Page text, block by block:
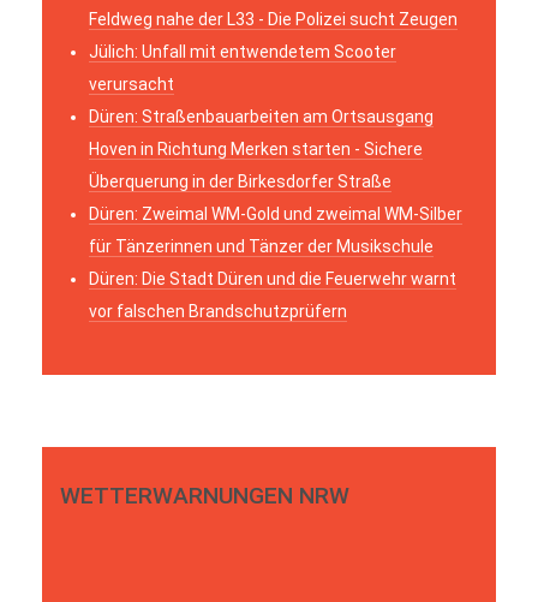
Feldweg nahe der L33 - Die Polizei sucht Zeugen
Jülich: Unfall mit entwendetem Scooter
verursacht
Düren: Straßenbauarbeiten am Ortsausgang
Hoven in Richtung Merken starten - Sichere
Überquerung in der Birkesdorfer Straße
Düren: Zweimal WM-Gold und zweimal WM-Silber
für Tänzerinnen und Tänzer der Musikschule
Düren: Die Stadt Düren und die Feuerwehr warnt
vor falschen Brandschutzprüfern
WETTERWARNUNGEN NRW